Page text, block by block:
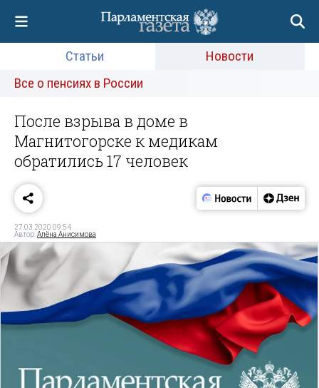
Статьи
Новости
Все о пенсиях в России
После взрыва в доме в
Магнитогорске к медикам
обратились 17 человек
27.03.2020 09:54
Автор:Алёна Анисимова